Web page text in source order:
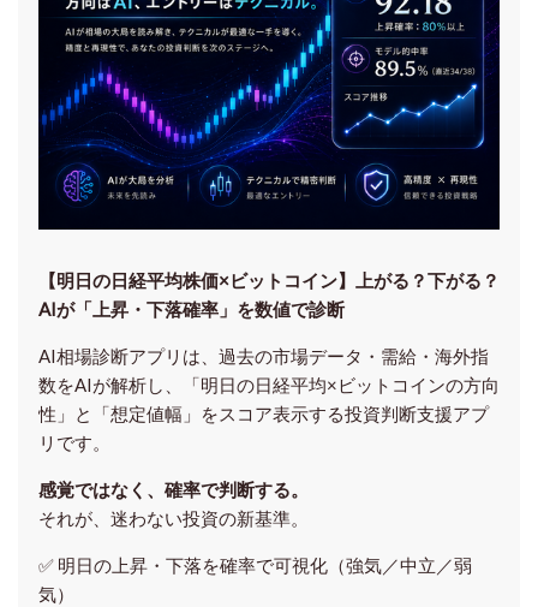
【明日の⽇経平均株価×ビットコイン】上がる？下がる？
AIが「上昇・下落確率」を数値で診断
AI相場診断アプリは、過去の市場データ・需給・海外指
数をAIが解析し、「明日の日経平均×ビットコインの方向
性」と「想定値幅」をスコア表示する投資判断支援アプ
リです。
感覚ではなく、確率で判断する。
それが、迷わない投資の新基準。
✅ 明日の上昇・下落を確率で可視化（強気／中立／弱
気）